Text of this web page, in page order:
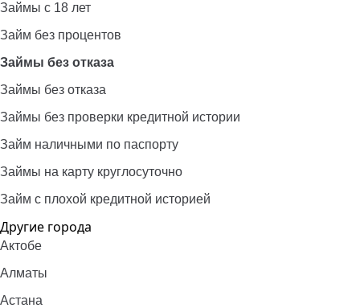
Займы с 18 лет
Займ без процентов
Займы без отказа
Займы без отказа
Займы без проверки кредитной истории
Займ наличными по паспорту
Займы на карту круглосуточно
Займ с плохой кредитной историей
Другие города
Актобе
Алматы
Астана